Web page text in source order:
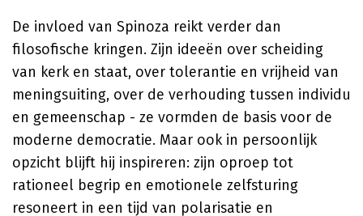
De invloed van Spinoza reikt verder dan
filosofische kringen. Zijn ideeën over scheiding
van kerk en staat, over tolerantie en vrijheid van
meningsuiting, over de verhouding tussen individu
en gemeenschap - ze vormden de basis voor de
moderne democratie. Maar ook in persoonlijk
opzicht blijft hij inspireren: zijn oproep tot
rationeel begrip en emotionele zelfsturing
resoneert in een tijd van polarisatie en